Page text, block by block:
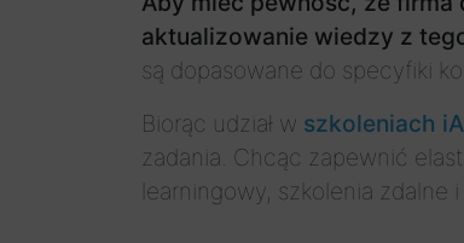
aktualizowanie wiedzy z
są dopasowane do specyfiki
Biorąc udział w szkoleniach
zadania. Chcąc zapewnić
learningowy, szkolenia zdalne